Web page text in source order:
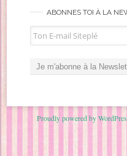
ABONNES TOI À LA
Proudly powered by